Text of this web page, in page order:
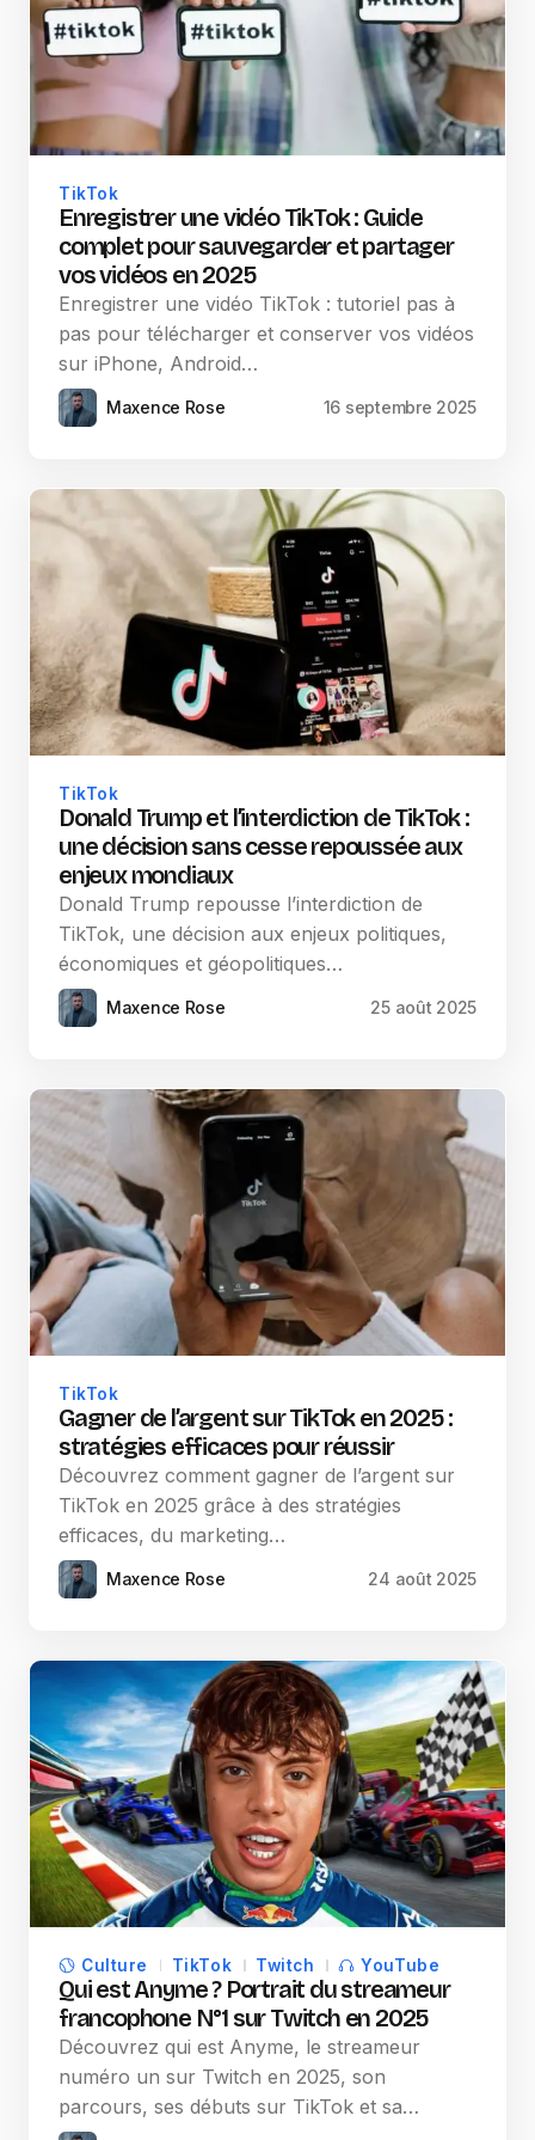
TikTok
Enregistrer une vidéo TikTok : Guide
complet pour sauvegarder et partager
vos vidéos en 2025
Enregistrer une vidéo TikTok : tutoriel pas à
pas pour télécharger et conserver vos vidéos
sur iPhone, Android…
Maxence Rose 16 septembre 2025
TikTok
Donald Trump et l’interdiction de TikTok :
une décision sans cesse repoussée aux
enjeux mondiaux
Donald Trump repousse l’interdiction de
TikTok, une décision aux enjeux politiques,
économiques et géopolitiques…
Maxence Rose 25 août 2025
TikTok
Gagner de l’argent sur TikTok en 2025 :
stratégies efficaces pour réussir
Découvrez comment gagner de l’argent sur
TikTok en 2025 grâce à des stratégies
efficaces, du marketing…
Maxence Rose 24 août 2025
Culture TikTok Twitch YouTube
Qui est Anyme ? Portrait du streameur
francophone N°1 sur Twitch en 2025
Découvrez qui est Anyme, le streameur
numéro un sur Twitch en 2025, son
parcours, ses débuts sur TikTok et sa…